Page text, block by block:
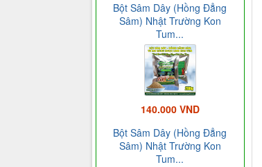
Bột Sâm Dây (Hồng Đẳng
Sâm) Nhật Trường Kon
Tum...
140.000 VND
Bột Sâm Dây (Hồng Đẳng
Sâm) Nhật Trường Kon
Tum...